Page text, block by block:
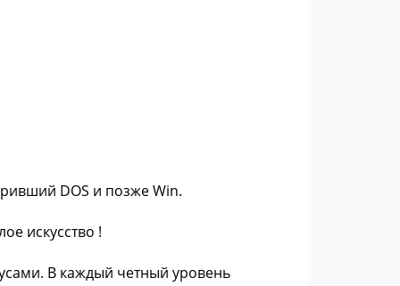
DOS и позже Win.
искусство !
В каждый четный уровень